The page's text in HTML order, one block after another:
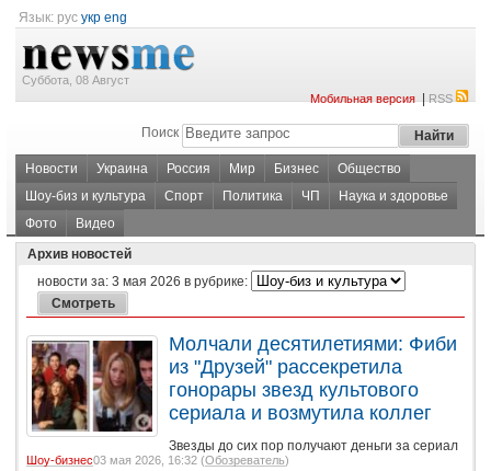
Язык: рус укр eng
Суббота, 08 Август
Мобильная версия|RSS
Поиск
Новости Украина Россия Мир Бизнес
Общество
Шоу-биз и культура
Спорт Политика ЧП
Наука и здоровье
Фото
Видео
Архив новостей
новости за: 3 мая 2026 в рубрике:
Молчали десятилетиями: Фиби
из "Друзей" рассекретила
гонорары звезд культового
сериала и возмутила коллег
Звезды до сих пор получают деньги за сериал
Шоу-бизнес03 мая 2026, 16:32 (Обозреватель)